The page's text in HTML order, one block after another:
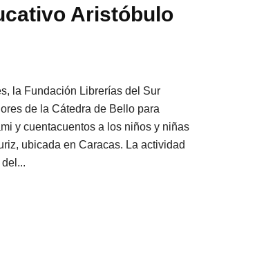
Aristóbulo
la Fundación Librerías del Sur
de la Cátedra de Bello para
y cuentacuentos a los niños y niñas
ubicada en Caracas. La actividad